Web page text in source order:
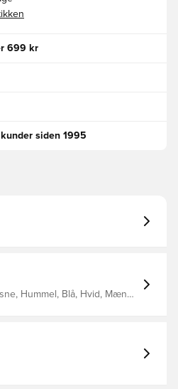
699 kr
siden 1995
Hummel, Blå, Hvid, Mænd,